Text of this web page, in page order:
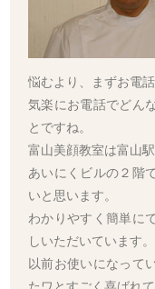
悩むより、まずお電話
気楽にお電話でどん
とですね。
富山美顔教室は富山
あいにくビルの２階
いと思います。
わかりやすく簡単に
しいただいています。
以前お使いになって
たワとすごく喜ばれて